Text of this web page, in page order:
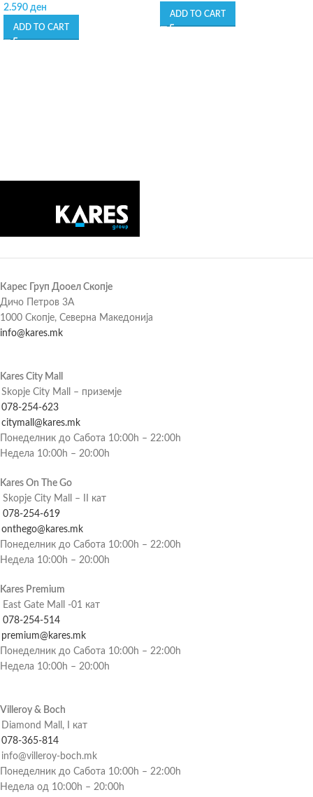
2.590 ден
ADD TO CART
ADD TO CART
Карес Груп Дооел Скопје
Дичо Петров 3А
1000 Скопје, Северна Македонија
info@kares.mk
Kares City Mall
Skopje City Mall – приземје
078-254-623
citymall@kares.mk
Понеделник до Сабота 10:00h – 22:00h
Недела 10:00h – 20:00h
Kares On The Go
Skopje City Mall – II кат
078-254-619
onthego@kares.mk
Понеделник до Сабота 10:00h – 22:00h
Недела 10:00h – 20:00h
Kares Premium
East Gate Mall -01 кат
078-254-514
premium@kares.mk
Понеделник до Сабота 10:00h – 22:00h
Недела 10:00h – 20:00h
Villeroy & Boch
Diamond Mall, I кат
078-365-814
info@villeroy-boch.mk
Понеделник до Сабота 10:00h – 22:00h
Недела од 10:00h – 20:00h